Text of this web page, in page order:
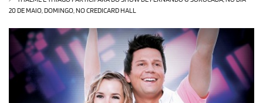
OLHA ISSO! EU QUERO!
20 DE MAIO, DOMINGO, NO CREDICARD HALL